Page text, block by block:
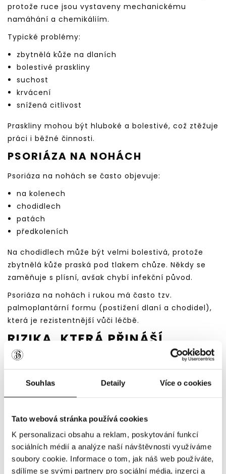
Souhlas Detaily Více o cookies
Tato webová stránka používá cookies
K personalizaci obsahu a reklam, poskytování funkcí
sociálních médií a analýze naší návštěvnosti využíváme
soubory cookie. Informace o tom, jak náš web používáte,
sdílíme se svými partnery pro sociální média, inzerci a
protože ruce jsou vystaveny mechanickému
namáhání a chemikáliím.
Typické problémy:
zbytnělá kůže na dlaních
bolestivé praskliny
suchost
krvácení
snížená citlivost
Praskliny mohou být hluboké a bolestivé, což ztěžuje
práci i běžné činnosti.
PSORIÁZA NA NOHÁCH
Psoriáza na nohách se často objevuje:
na kolenech
chodidlech
patách
předkoleních
Na chodidlech může být velmi bolestivá, protože
zbytnělá kůže praská pod tlakem chůze. Někdy se
zaměňuje s plísní, avšak chybí infekční původ.
Psoriáza na nohách i rukou má často tzv.
palmoplantární formu (postižení dlaní a chodidel),
která je rezistentnější vůči léčbě.
RIZIKA, KTERÁ PŘINÁŠÍ
NELÉČENÁ PSORIÁZA
systémové zánětlivé onemocnění, které může
ovlivnit celý organizmus. Neléčená psoriáza zvyšuje
PSORIATICKÁ ARTRITIDA
Až u 30 % pacientů s psoriázou se může vyvinout
psoriatická artritida – zánět kloubů. Projevuje se: